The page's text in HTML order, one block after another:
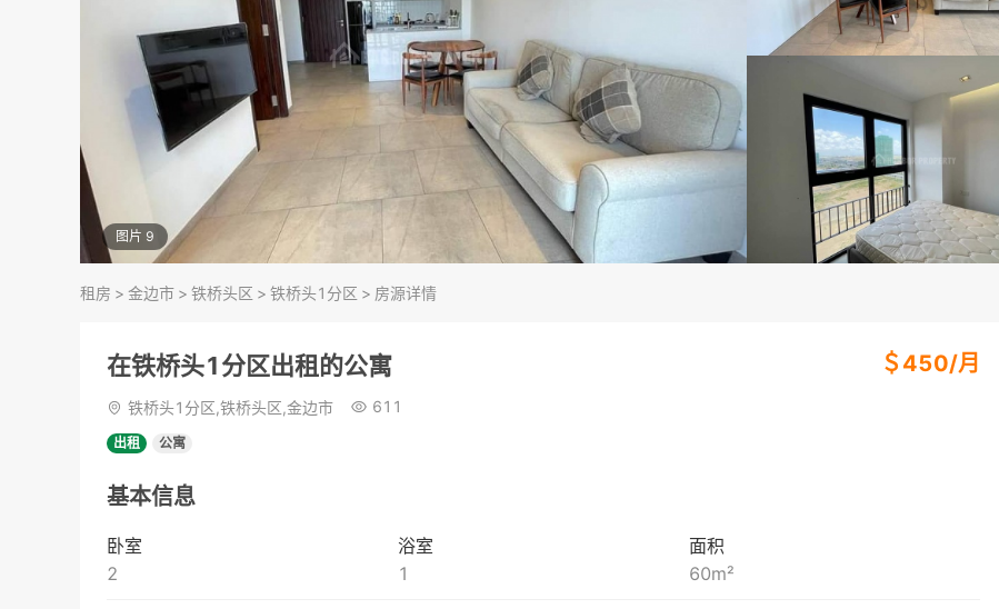
图片 9
租房 > 金边市 > 铁桥头区 > 铁桥头1分区 > 房源详情
在铁桥头1分区出租的公寓 ＄ 450/月
铁桥头1分区,铁桥头区,金边市 611
出租 公寓
基本信息
卧室
2
浴室
1
面积
60m²